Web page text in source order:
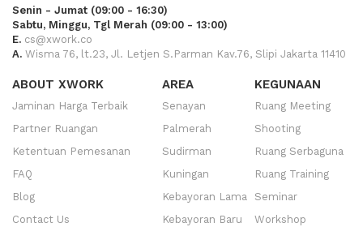
Senin - Jumat (09:00 - 16:30)
Sabtu, Minggu, Tgl Merah (09:00 - 13:00)
E. cs@xwork.co
A. Wisma 76, lt.23, Jl. Letjen S.Parman Kav.76, Slipi Jakarta 11410
ABOUT XWORK
Jaminan Harga Terbaik
Partner Ruangan
Ketentuan Pemesanan
FAQ
Blog
Contact Us
AREA
Senayan
Palmerah
Sudirman
Kuningan
Kebayoran Lama
Kebayoran Baru
KEGUNAAN
Ruang Meeting
Shooting
Ruang Serbaguna
Ruang Training
Seminar
Workshop